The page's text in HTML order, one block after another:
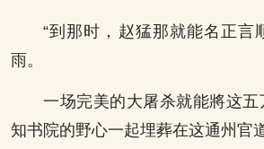
“到那时，赵猛那就能名正言
雨。
一场完美的大屠杀就能將这
知书院的野心一起埋葬在这通州官